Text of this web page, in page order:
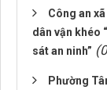
Công an
dân vận khéo
sát an ninh”
Phường